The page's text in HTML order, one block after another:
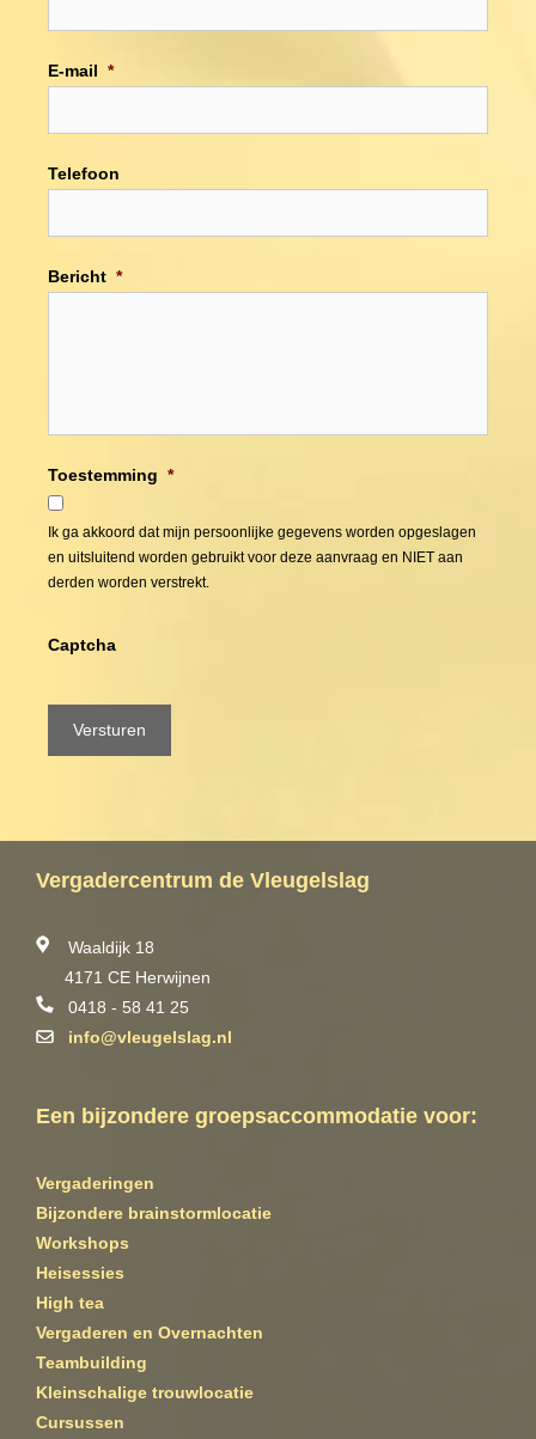
E-mail *
Telefoon
Bericht *
Toestemming *
Ik ga akkoord dat mijn persoonlijke gegevens worden opgeslagen
en uitsluitend worden gebruikt voor deze aanvraag en NIET aan
derden worden verstrekt.
Captcha
Versturen
Vergadercentrum de Vleugelslag
Waaldijk 18
4171 CE Herwijnen
0418 - 58 41 25
info@vleugelslag.nl
Een bijzondere groepsaccommodatie voor:
Vergaderingen
Bijzondere brainstormlocatie
Workshops
Heisessies
High tea
Vergaderen en Overnachten
Teambuilding
Kleinschalige trouwlocatie
Cursussen